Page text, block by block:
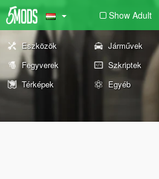
Show Adult
Eszközök Járművek
Fegyverek
Szkriptek
Térképek
Egyéb